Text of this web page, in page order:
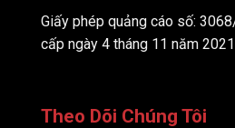
Giấy phép quảng cáo số:
cấp ngày 4 tháng 11 năm 2021
Theo Dõi Chúng Tôi